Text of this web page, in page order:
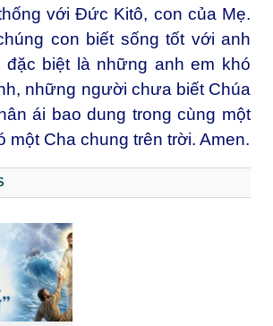
với Đức Kitô, con của Mẹ.
con biết sống tốt với anh
đặc biệt là những anh em khó
những người chưa biết Chúa
ái bao dung trong cùng một
một Cha chung trên trời. Amen.